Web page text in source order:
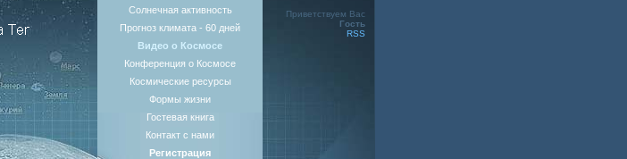
Солнечная активность
Прогноз климата - 60 дней
Видео о Космосе
Конференция о Космосе
Космические ресурсы
Формы жизни
Гостевая книга
Контакт с нами
Регистрация
Приветствуем Вас
Гость
RSS